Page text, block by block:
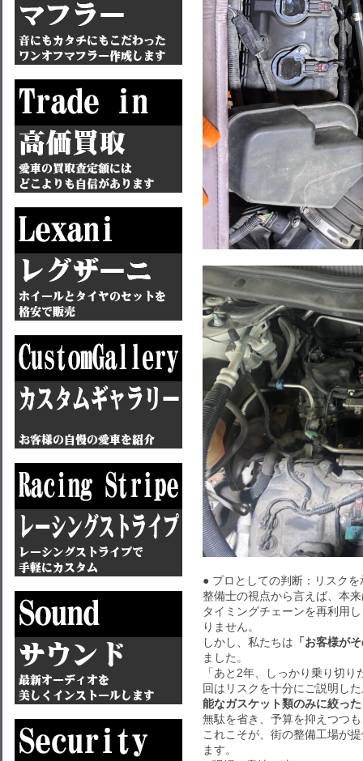
● プロとしての判断：リスク
整備士の視点から言えば、本
タイミングチェーンを再利用
りません。
しかし、私たちは 「お客様が
ました。
「あと2年、しっかり乗り切
回はリスクを十分にご説明し
能なガスケット類のみに絞っ
無駄を省き、予算を抑えつつ
これこそが、街の整備工場が
ます。